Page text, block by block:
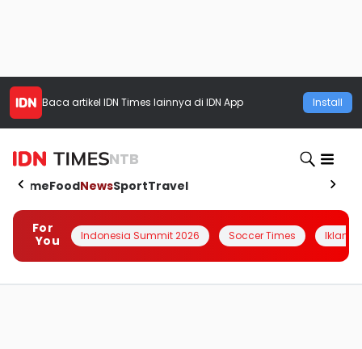
Baca artikel IDN Times lainnya di IDN App Install
NTB
HomeFoodNewsSportTravel
For
You
Indonesia Summit 2026 Soccer Times Iklanin